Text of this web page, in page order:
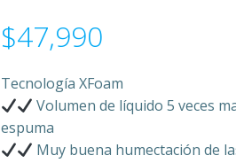
$47,990
Tecnología XFoam
Volumen de líquido 5 veces
espuma
Muy buena humectación de